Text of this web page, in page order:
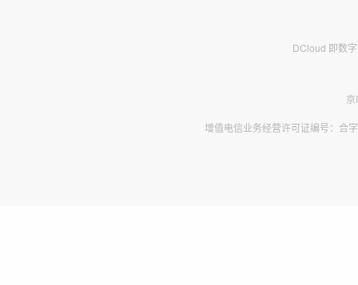
DCloud 即数
增值电信业务经营许可证编号：合